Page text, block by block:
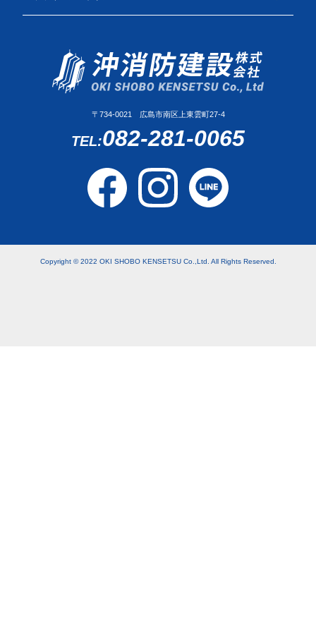
〒734-0021 広島市南区上東雲町27-4
082-281-0065
Copyright © 2022 OKI SHOBO KENSETSU Co.,Ltd. All Rights Reserved.